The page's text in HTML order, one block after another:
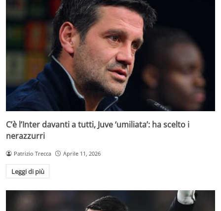
C’è l’Inter davanti a tutti, Juve ‘umiliata’: ha scelto i
nerazzurri
Patrizio Trecca Aprile 11, 2026
Leggi di più